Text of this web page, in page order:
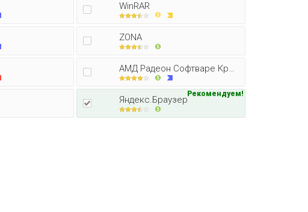
WinRAR
ZONA
АМД Радеон Софтваре Кримсон Едитор
Яндекс.Браузер
Рекомендуем!